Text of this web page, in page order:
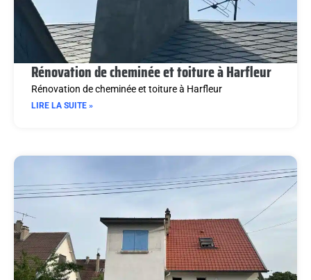
Rénovation de cheminée et toiture à Harfleur
Rénovation de cheminée et toiture à Harfleur
LIRE LA SUITE »